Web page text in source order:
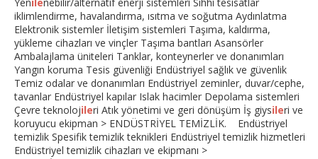
iklimlendirme, havalandırma, ısıtma ve soğutma Aydınlatma
Elektronik sistemler İletişim sistemleri Taşıma, kaldırma,
yükleme cihazları ve vinçler Taşıma bantları Asansörler
Ambalajlama üniteleri Tanklar, konteynerler ve donanımları
Yangın koruma Tesis güvenliği Endüstriyel sağlık ve güvenlik
Temiz odalar ve donanımları Endüstriyel zeminler, duvar/cephe,
tavanlar Endüstriyel kapılar Islak hacimler Depolama sistemleri
Çevre teknolojileri Atık yönetimi ve geri dönüşüm İş giysileri ve
koruyucu ekipman > ENDÜSTRİYEL TEMİZLİK. Endüstriyel
temizlik Spesifik temizlik teknikleri Endüstriyel temizlik hizmetleri
Endüstriyel temizlik cihazları ve ekipmanı >